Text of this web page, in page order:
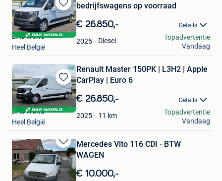
Bewaren
in
Mijn
Favorieten
bedrijfswagens op voorraad
€ 26.850,- Details
2025 Diesel
BAS World
Heel België
Topadvertentie
Vandaag
Bewaren
in
Mijn
Favorieten
Renault Master 150PK | L3H2 | Apple
CarPlay | Euro 6
€ 26.850,- Details
2025 11 km
BAS World
Heel België
Topadvertentie
Vandaag
Bewaren
in
Mijn
Favorieten
Mercedes Vito 116 CDI - BTW
WAGEN
€ 10.000,-